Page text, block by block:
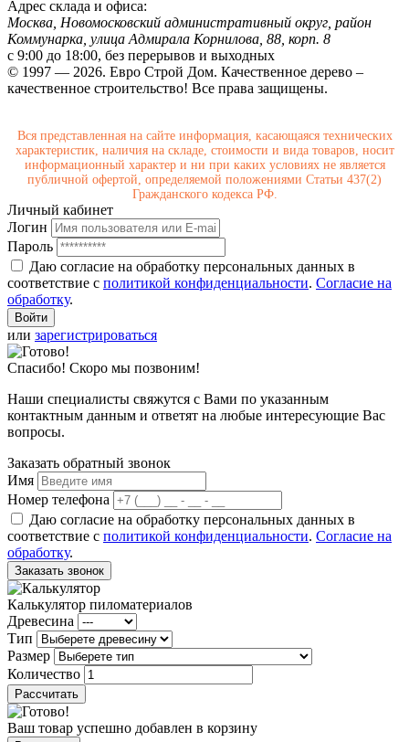
Адрес склада и офиса:
Москва, Новомосковский административный округ, район
Коммунарка, улица Адмирала Корнилова, 88, корп. 8
с 9:00 до 18:00, без перерывов и выходных
© 1997 — 2026. Евро Строй Дом. Качественное дерево –
качественное строительство! Все права защищены.
Вся представленная на сайте информация, касающаяся технических
характеристик, наличия на складе, стоимости и вида товаров, носит
информационный характер и ни при каких условиях не является
публичной офертой, определяемой положениями Статьи 437(2)
Гражданского кодекса РФ.
Личный кабинет
Логин
Пароль
Даю согласие на обработку персональных данных в
соответствие с политикой конфиденциальности. Согласие на
обработку.
или зарегистрироваться
Спасибо! Скоро мы позвоним!
Наши специалисты свяжутся с Вами по указанным
контактным данным и ответят на любые интересующие Вас
вопросы.
Заказать обратный звонок
Имя
Номер телефона
Даю согласие на обработку персональных данных в
соответствие с политикой конфиденциальности. Согласие на
обработку.
Заказать звонок
Калькулятор пиломатериалов
Древесина
Тип
Размер
Количество
Рассчитать
Ваш товар успешно добавлен в корзину